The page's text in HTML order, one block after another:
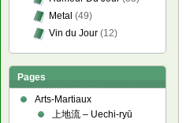
Metal (49)
Vin du Jour (12)
Pages
Arts-Martiaux
上地流 – Uechi-ryū